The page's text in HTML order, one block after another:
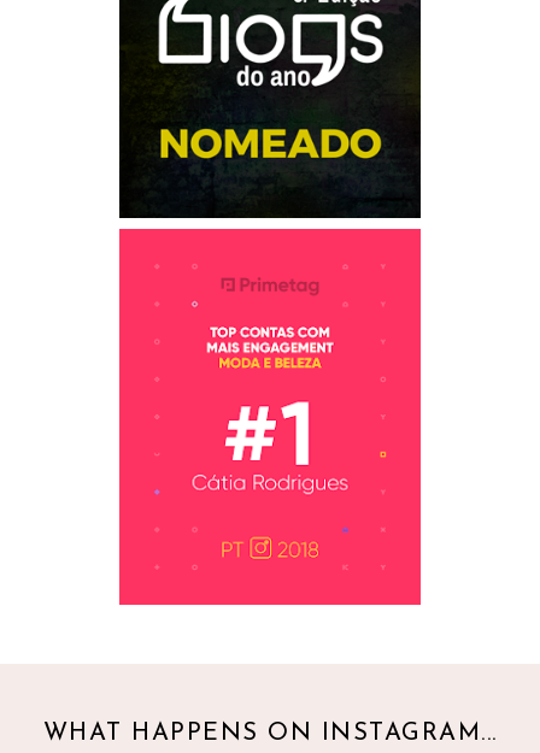
WHAT HAPPENS ON INSTAGRAM...